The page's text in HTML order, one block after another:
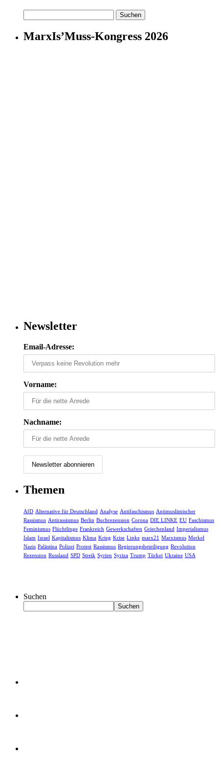
nach:
MarxIs’Muss-Kongress 2026
Newsletter
Email-Adresse:
Vorname:
Nachname:
Themen
AfD Alternative für Deutschland Analyse Antifaschismus Antimuslimischer
Rassismus Antirassismus Berlin Buchrezension Corona DIE LINKE EU Faschismus
Feminismus Flüchtlinge Frankreich Gewerkschaften Griechenland Imperialismus
Islam Israel Kapitalismus Klima Krieg Krise Linke marx21 Marxismus Merkel
Nazis Palästina Polizei Protest Rassismus Regierungsbeteiligung Revolution
Rezension Russland SPD Streik Syrien Syriza Trump Türkei Ukraine USA
Suchen
Suchen